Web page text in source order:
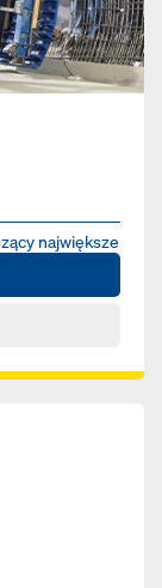
największe